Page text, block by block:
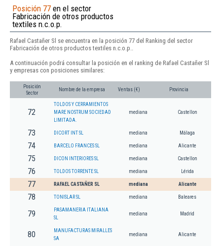
Posición 77 en el sector
Fabricación de otros productos
textiles n.c.o.p.
Rafael Castañer Sl se encuentra en la posición 77 del Ranking del sector
Fabricación de otros productos textiles n.c.o.p..
A continuación podrá consultar la posición en el ranking de Rafael Castañer Sl
y empresas con posiciones similares:
Posición
Sector
Nombre de la empresa Ventas (€) Provincia
72
TOLDOS Y CERRAMIENTOS
MARE NOSTRUM SOCIEDAD
LIMITADA.
mediana Castellon
73 DICORT INT SL mediana Málaga
74 BARCELO FRANCES SL mediana Alicante
75 DICON INTERIORES SL mediana Castellon
76 TOLDOS TORRENTE SL mediana Lérida
77 RAFAEL CASTAÑER SL mediana Alicante
78 TONISLAR SL mediana Baleares
79
PASAMANERIA ITALIANA
SL
mediana Madrid
80
MANUFACTURAS MIRALLES
SA
mediana Alicante